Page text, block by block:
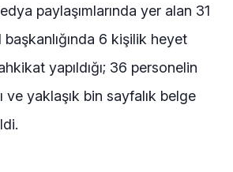
paylaşımlarında yer alan 31
6 kişilik heyet
yapıldığı; 36 personelin
ve yaklaşık bin sayfalık belge